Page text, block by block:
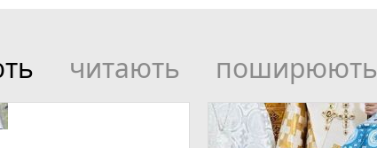
читають поширюють